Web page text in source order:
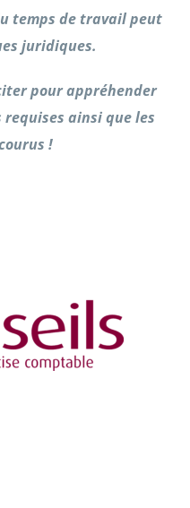
temps de travail peut
juridiques.
pour appréhender
requises ainsi que les
!